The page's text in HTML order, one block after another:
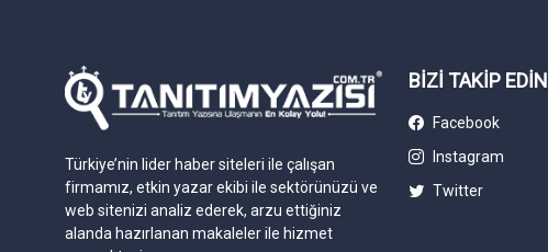
Türkiye’nin lider haber siteleri ile çalışan
firmamız, etkin yazar ekibi ile sektörünüzü ve
web sitenizi analiz ederek, arzu ettiğiniz
alanda hazırlanan makaleler ile hizmet
BİZİ TAKİP EDİN
Facebook
Instagram
Twitter